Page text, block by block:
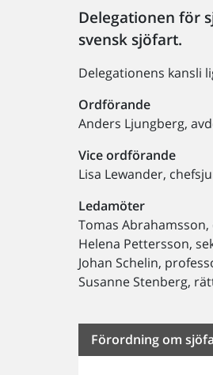
Delegationen för
svensk sjöfart.
Delegationens kansli
Ordförande
Anders Ljungberg,
Vice ordförande
Lisa Lewander,
Ledamöter
Tomas
Helena Pettersson,
Johan Schelin,
Susanne Stenberg,
Förordning om